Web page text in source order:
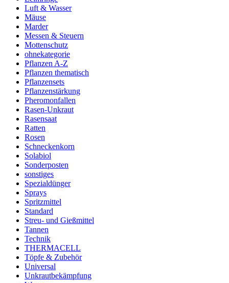
Luft & Wasser
Mäuse
Marder
Messen & Steuern
Mottenschutz
ohnekategorie
Pflanzen A-Z
Pflanzen thematisch
Pflanzensets
Pflanzenstärkung
Pheromonfallen
Rasen-Unkraut
Rasensaat
Ratten
Rosen
Schneckenkorn
Solabiol
Sonderposten
sonstiges
Spezialdünger
Sprays
Spritzmittel
Standard
Streu- und Gießmittel
Tannen
Technik
THERMACELL
Töpfe & Zubehör
Universal
Unkrautbekämpfung